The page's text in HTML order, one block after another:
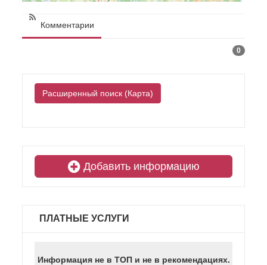
Комментарии
0
Расширенный поиск (Карта)
Добавить информацию
ПЛАТНЫЕ УСЛУГИ
Информация не в ТОП и не в рекомендациях.